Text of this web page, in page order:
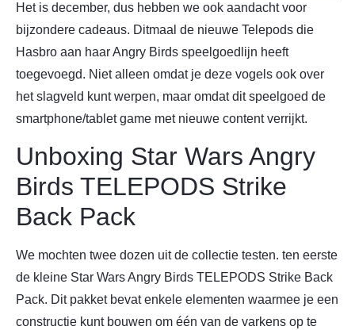
Het is december, dus hebben we ook aandacht voor
bijzondere cadeaus. Ditmaal de nieuwe Telepods die
Hasbro aan haar Angry Birds speelgoedlijn heeft
toegevoegd. Niet alleen omdat je deze vogels ook over
het slagveld kunt werpen, maar omdat dit speelgoed de
smartphone/tablet game met nieuwe content verrijkt.
Unboxing Star Wars Angry
Birds TELEPODS Strike
Back Pack
We mochten twee dozen uit de collectie testen. ten eerste
de kleine Star Wars Angry Birds TELEPODS Strike Back
Pack. Dit pakket bevat enkele elementen waarmee je een
constructie kunt bouwen om één van de varkens op te